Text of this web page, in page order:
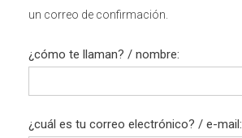
un correo de confirmación.
¿cómo te llaman? / nombre:
¿cuál es tu correo electrónico? / e-mail: